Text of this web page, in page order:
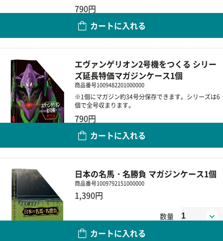
790円
カートに入れる
エヴァンゲリオン2号機をつくる シリー
ズ延長特価マガジンケース1個
商品番号1009482201000000
※1個にマガジン約34号分保存できます。シリーズは6
個で全号収まります。
790円
カートに入れる
日本の名馬・名勝負 マガジンケース1個
商品番号1009792151000000
1,390円
数量
カートに入れる